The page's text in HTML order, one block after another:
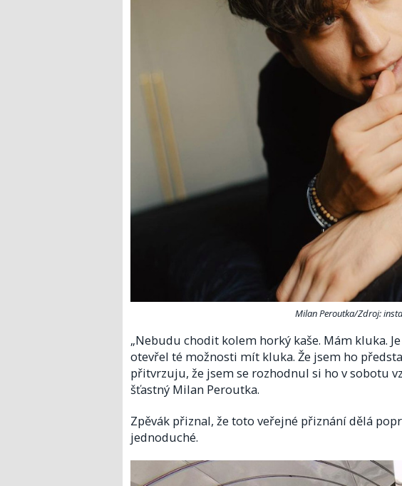
Milan Peroutka/Zdroj:
„Nebudu chodit kolem horký kaše. Mám kluka.
otevřel té možnosti mít kluka. Že jsem ho
přitvrzuju, že jsem se rozhodnul si ho v sobotu
šťastný Milan Peroutka.
Zpěvák přiznal, že toto veřejné přiznání dělá
jednoduché.